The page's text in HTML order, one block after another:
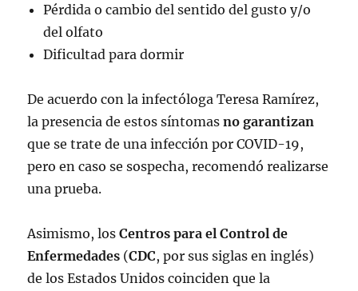
Pérdida o cambio del sentido del gusto y/o
del olfato
Dificultad para dormir
De acuerdo con la infectóloga Teresa Ramírez,
la presencia de estos síntomasno garantizan
que se trate de una infección por COVID-19,
pero en caso se sospecha, recomendó realizarse
una prueba.
Asimismo, los Centros para el Control de
Enfermedades (CDC, por sus siglas en inglés)
de los Estados Unidos coinciden que la